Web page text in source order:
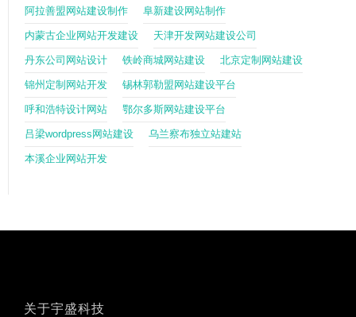
阿拉善盟网站建设制作 阜新建设网站制作
内蒙古企业网站开发建设 天津开发网站建设公司
丹东公司网站设计 铁岭商城网站建设 北京定制网站建设
锦州定制网站开发 锡林郭勒盟网站建设平台
呼和浩特设计网站 鄂尔多斯网站建设平台
吕梁wordpress网站建设 乌兰察布独立站建站
本溪企业网站开发
关于宇盛科技